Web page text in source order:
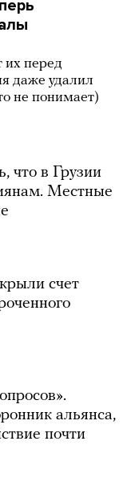
перед
даже удалил
не понимает)
что в Грузии
Местные
счет
альянса,
почти